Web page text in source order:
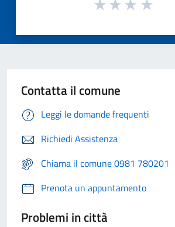
Contatta il comune
Leggi le domande frequenti
Richiedi Assistenza
Chiama il comune 0981 780201
Prenota un appuntamento
Problemi in città